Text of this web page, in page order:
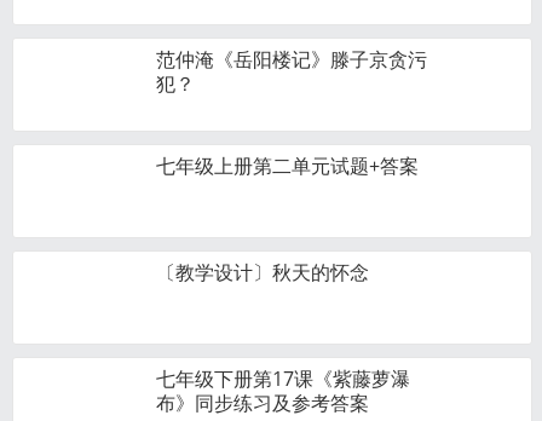
范仲淹《岳阳楼记》滕子京贪污
犯？
七年级上册第二单元试题+答案
〔教学设计〕秋天的怀念
七年级下册第17课《紫藤萝瀑
布》同步练习及参考答案